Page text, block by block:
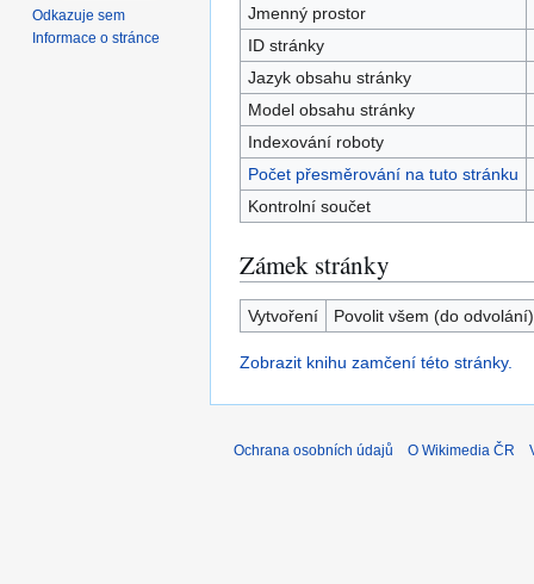
Jmenný prostor
ID stránky
Jazyk obsahu stránky
Model obsahu stránky
Indexování roboty
Počet přesměrování na tuto stránku
Kontrolní součet
Zámek stránky
Vytvoření Povolit všem (do odvolání)
Zobrazit knihu zamčení této stránky.
Odkazuje sem
Informace o stránce
Ochrana osobních údajů O Wikimedia ČR